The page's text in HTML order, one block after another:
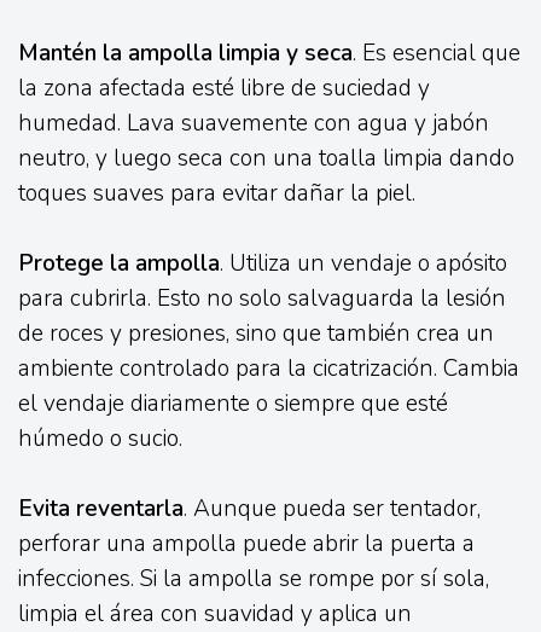
Mantén la ampolla limpia y seca. Es esencial que
la zona afectada esté libre de suciedad y
humedad. Lava suavemente con agua y jabón
neutro, y luego seca con una toalla limpia dando
toques suaves para evitar dañar la piel.
Protege la ampolla. Utiliza un vendaje o apósito
para cubrirla. Esto no solo salvaguarda la lesión
de roces y presiones, sino que también crea un
ambiente controlado para la cicatrización. Cambia
el vendaje diariamente o siempre que esté
húmedo o sucio.
Evita reventarla. Aunque pueda ser tentador,
perforar una ampolla puede abrir la puerta a
infecciones. Si la ampolla se rompe por sí sola,
limpia el área con suavidad y aplica un